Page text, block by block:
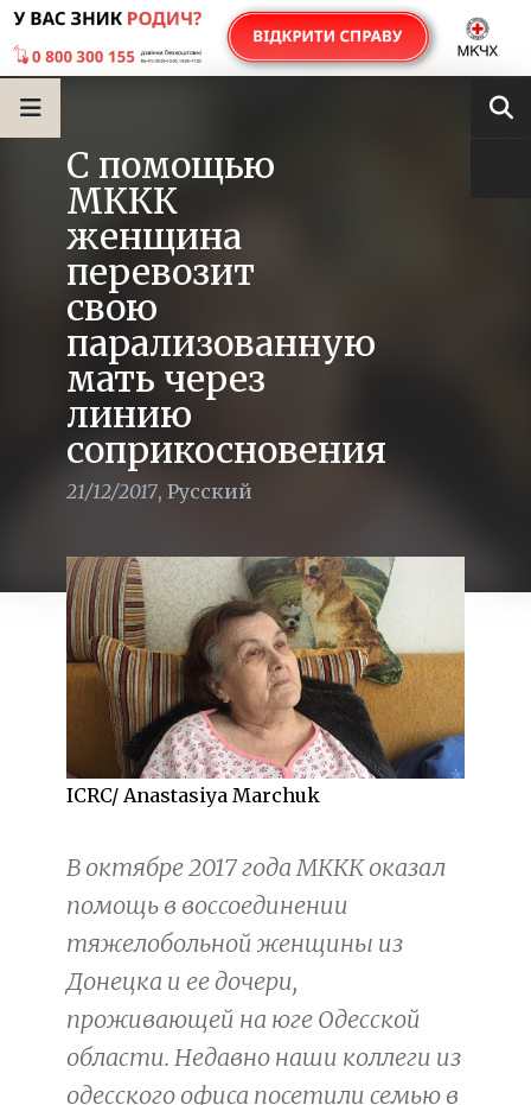
С помощью
МККК
женщина
перевозит
свою
парализованную
мать через
линию
соприкосновения
21/12/2017, Русский
ICRC/ Anastasiya Marchuk
В октябре 2017 года МККК оказал
помощь в воссоединении
тяжелобольной женщины из
Донецка и ее дочери,
проживающей на юге Одесской
области. Недавно наши коллеги из
одесского офиса посетили семью в